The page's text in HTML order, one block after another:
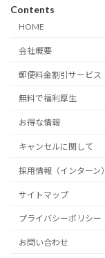
Contents
HOME
会社概要
郵便料金割引サービス
無料で福利厚生
お得な情報
キャンセルに関して
採用情報（インターン）
サイトマップ
プライバシーポリシー
お問い合わせ